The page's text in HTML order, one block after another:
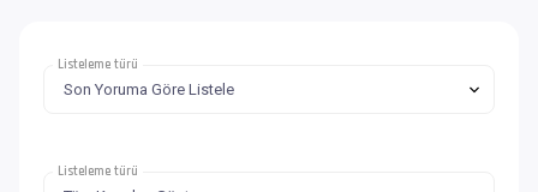
Listeleme türü
Listeleme türü